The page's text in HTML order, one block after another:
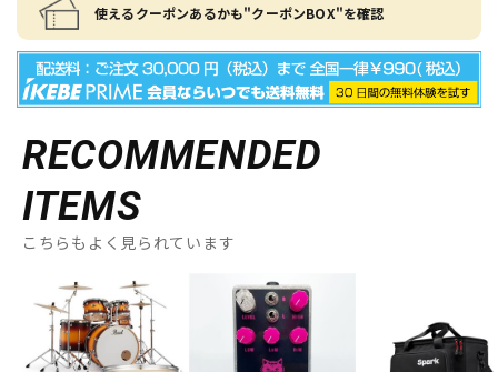
使えるクーポンあるかも"クーポンBOX"を確認
RECOMMENDED
ITEMS
こちらもよく見られています